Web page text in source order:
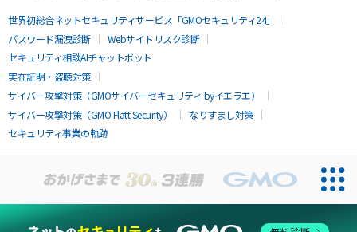
世界初総合ネットセキュリティサービス「GMOセキュリティ24」
パスワード漏洩診断
Webサイトリスク診断
セキュリティ相談AIチャットボット
実在証明・盗聴対策
サイバー攻撃対策（GMOサイバーセキュリティ byイエラエ）
サイバー攻撃対策（GMO Flatt Security）
なりすまし対策
セキュリティ事業の軌跡